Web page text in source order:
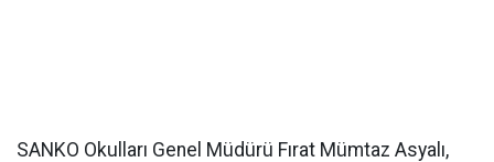
SANKO Okulları Genel Müdürü Fırat Mümtaz Asyalı,